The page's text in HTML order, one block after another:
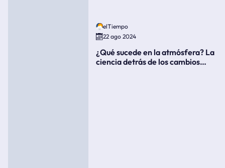
elTiempo
22 ago 2024
¿Qué sucede en la atmósfera? La
ciencia detrás de los cambios